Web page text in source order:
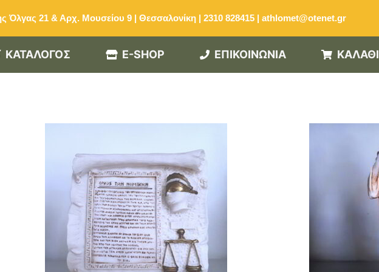
Όλγας 21 & Αρχ. Μουσείου 9 | Θεσσαλονίκη | 2310 828415 | athlomet@otenet.gr
ΚΑΤΑΛΟΓΟΣ E-SHOP ΕΠΙΚΟΙΝΩΝΙΑ ΚΑΛΑΘΙ